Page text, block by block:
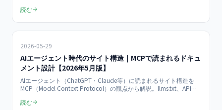
(OtterlyAI 2025年調査)という効果の現実まで、導入企業の視点で正
読む
2026-05-29
AIエージェント時代のサイト構造｜MCPで読まれるドキュ
メント設計【2026年5月版】
AIエージェント（ChatGPT・Claude等）に読まれるサイト構造を
MCP（Model Context Protocol）の観点から解説。llms.txt、API公
すべき準備を提示。
読む